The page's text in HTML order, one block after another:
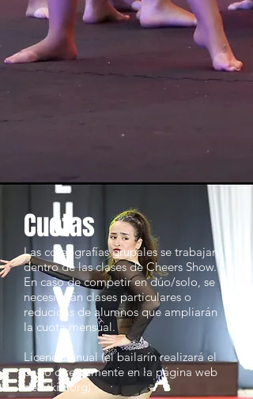
Cuotas
Las coreografías grupales se trabajan
dentro de las clases de Cheers Show.
En caso de competir en dúo/solo, se
necesitarán clases particulares o
reducidas de alumnos que ampliarán
la cuota mensual.
Licencia anual (el bailarín realizará el
pago directamente en la página web
de fitkid.org)